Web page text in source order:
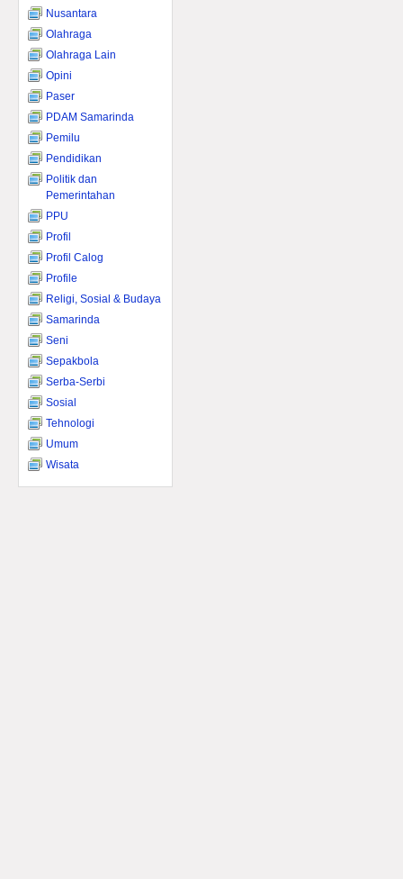
Nusantara
Olahraga
Olahraga Lain
Opini
Paser
PDAM Samarinda
Pemilu
Pendidikan
Politik dan
Pemerintahan
PPU
Profil
Profil Calog
Profile
Religi, Sosial & Budaya
Samarinda
Seni
Sepakbola
Serba-Serbi
Sosial
Tehnologi
Umum
Wisata